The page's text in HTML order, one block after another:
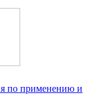
по применению и